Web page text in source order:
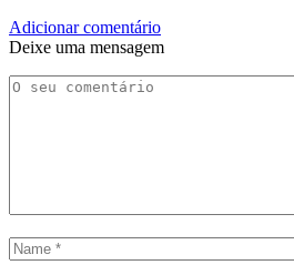
Adicionar comentário
Deixe uma mensagem